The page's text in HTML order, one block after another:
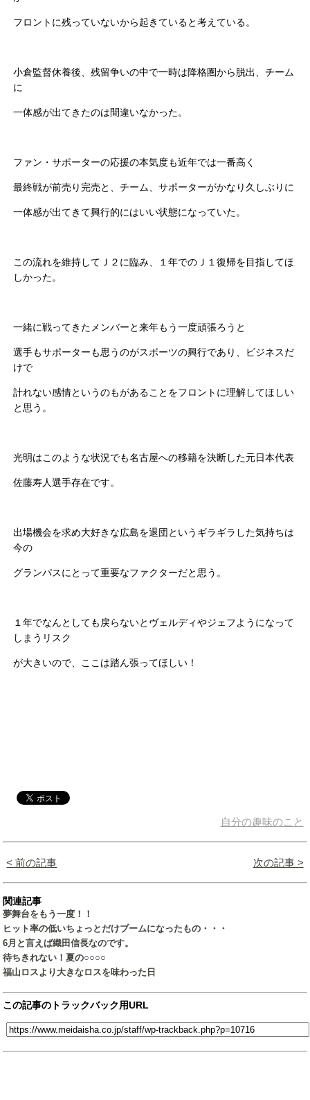
フロントに残っていないから起きていると考えている。
小倉監督休養後、残留争いの中で一時は降格圏から脱出、チーム
に
一体感が出てきたのは間違いなかった。
ファン・サポーターの応援の本気度も近年では一番高く
最終戦が前売り完売と、チーム、サポーターがかなり久しぶりに
一体感が出てきて興行的にはいい状態になっていた。
この流れを維持してＪ２に臨み、１年でのＪ１復帰を目指してほ
しかった。
一緒に戦ってきたメンバーと来年もう一度頑張ろうと
選手もサポーターも思うのがスポーツの興行であり、ビジネスだ
けで
計れない感情というのもがあることをフロントに理解してほしい
と思う。
光明はこのような状況でも名古屋への移籍を決断した元日本代表
佐藤寿人選手存在です。
出場機会を求め大好きな広島を退団というギラギラした気持ちは
今の
グランパスにとって重要なファクターだと思う。
１年でなんとしても戻らないとヴェルディやジェフようになって
しまうリスク
が大きいので、ここは踏ん張ってほしい！
自分の趣味のこと
< 前の記事 次の記事 >
関連記事
夢舞台をもう一度！！
ヒット率の低いちょっとだけブームになったもの・・・
6月と言えば織田信長なのです。
待ちきれない！夏の○○○○
福山ロスより大きなロスを味わった日
この記事のトラックバック用URL